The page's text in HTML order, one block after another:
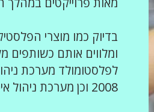
בדיוק כמו מוצרי
ומלווים אותם כשותפים
2008 וכן מערכת ניהול איכות בציוד רפואי לפי תקן ISO 13485.